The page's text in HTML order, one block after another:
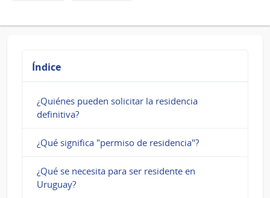
Índice
¿Quiénes pueden solicitar la residencia
definitiva?
¿Qué significa "permiso de residencia"?
¿Qué se necesita para ser residente en
Uruguay?